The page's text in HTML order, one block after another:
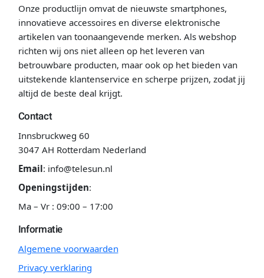
Onze productlijn omvat de nieuwste smartphones,
innovatieve accessoires en diverse elektronische
artikelen van toonaangevende merken. Als webshop
richten wij ons niet alleen op het leveren van
betrouwbare producten, maar ook op het bieden van
uitstekende klantenservice en scherpe prijzen, zodat jij
altijd de beste deal krijgt.
Contact
Innsbruckweg 60
3047 AH Rotterdam Nederland
Email: info@telesun.nl
Openingstijden:
Ma – Vr : 09:00 – 17:00
Informatie
Algemene voorwaarden
Privacy verklaring